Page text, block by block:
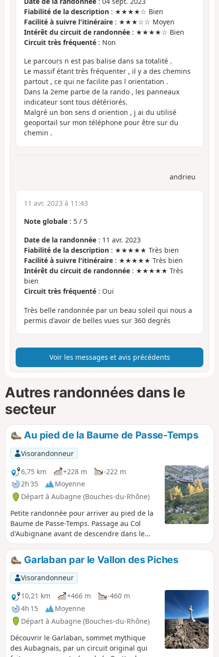
Fiabilité de la description : ★★★★☆ Bien
Facilité à suivre l'itinéraire : ★★★☆☆ Moyen
Intérêt du circuit de randonnée : ★★★★☆ Bien
Circuit très fréquenté : Non
Le parcours n est pas balise dans sa totalité .
Le massif étant très fréquenter , il y a des chemins
partout , ce qui ne facilite pas l orientation .
Dans la 2eme partie de la rando , les panneaux
indicateur sont tous détériorés.
Malgré un bon sens d oriention , j ai du utilisé
geoportail sur mon téléphone pour être sur du
chemin .
andrieu
11 avr. 2023 à 11:43
Note globale : 5 / 5
Date de la randonnée : 11 avr. 2023
Fiabilité de la description : ★★★★★ Très bien
Facilité à suivre l'itinéraire : ★★★★★ Très bien
Intérêt du circuit de randonnée : ★★★★★ Très
bien
Circuit très fréquenté : Oui
Très belle randonnée par un beau soleil qui nous a
permis d'avoir de belles vues sur 360 degrés
Voir les messages et avis précédents
Autres randonnées dans le
secteur
Au pied de la Baume de Passe-Temps
Visorandonneur
6,75 km
+228 m
-222 m
2h 35
Moyenne
Départ à Aubagne (Bouches-du-Rhône)
Petite randonnée pour arriver au pied de la
Baume de Passe-Temps. Passage au Col
d'Aubignane avant de descendre dans le
vallon de Passe-Temps. Jolie vue sur les
sommets environnants : Tête Rouge et
Taoumé.Garlaban par le Vallon des Piches
Visorandonneur
10,21 km
+466 m
-460 m
4h 15
Moyenne
Départ à Aubagne (Bouches-du-Rhône)
Découvrir le Garlaban, sommet mythique
des Aubagnais, par un circuit original qui